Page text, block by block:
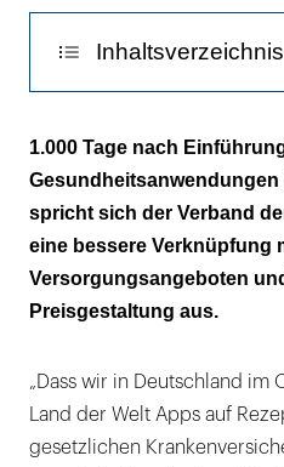
Inhaltsverzeichnis
Herstellerpreis steht
Patientennutzen
1.000 Tage nach
Gesundheitsanwendungen
spricht sich der Verband
eine bessere Verknüpfung
Versorgungsangeboten
Preisgestaltung aus.
„Dass wir in Deutschland im
Land der Welt Apps auf
gesetzlichen